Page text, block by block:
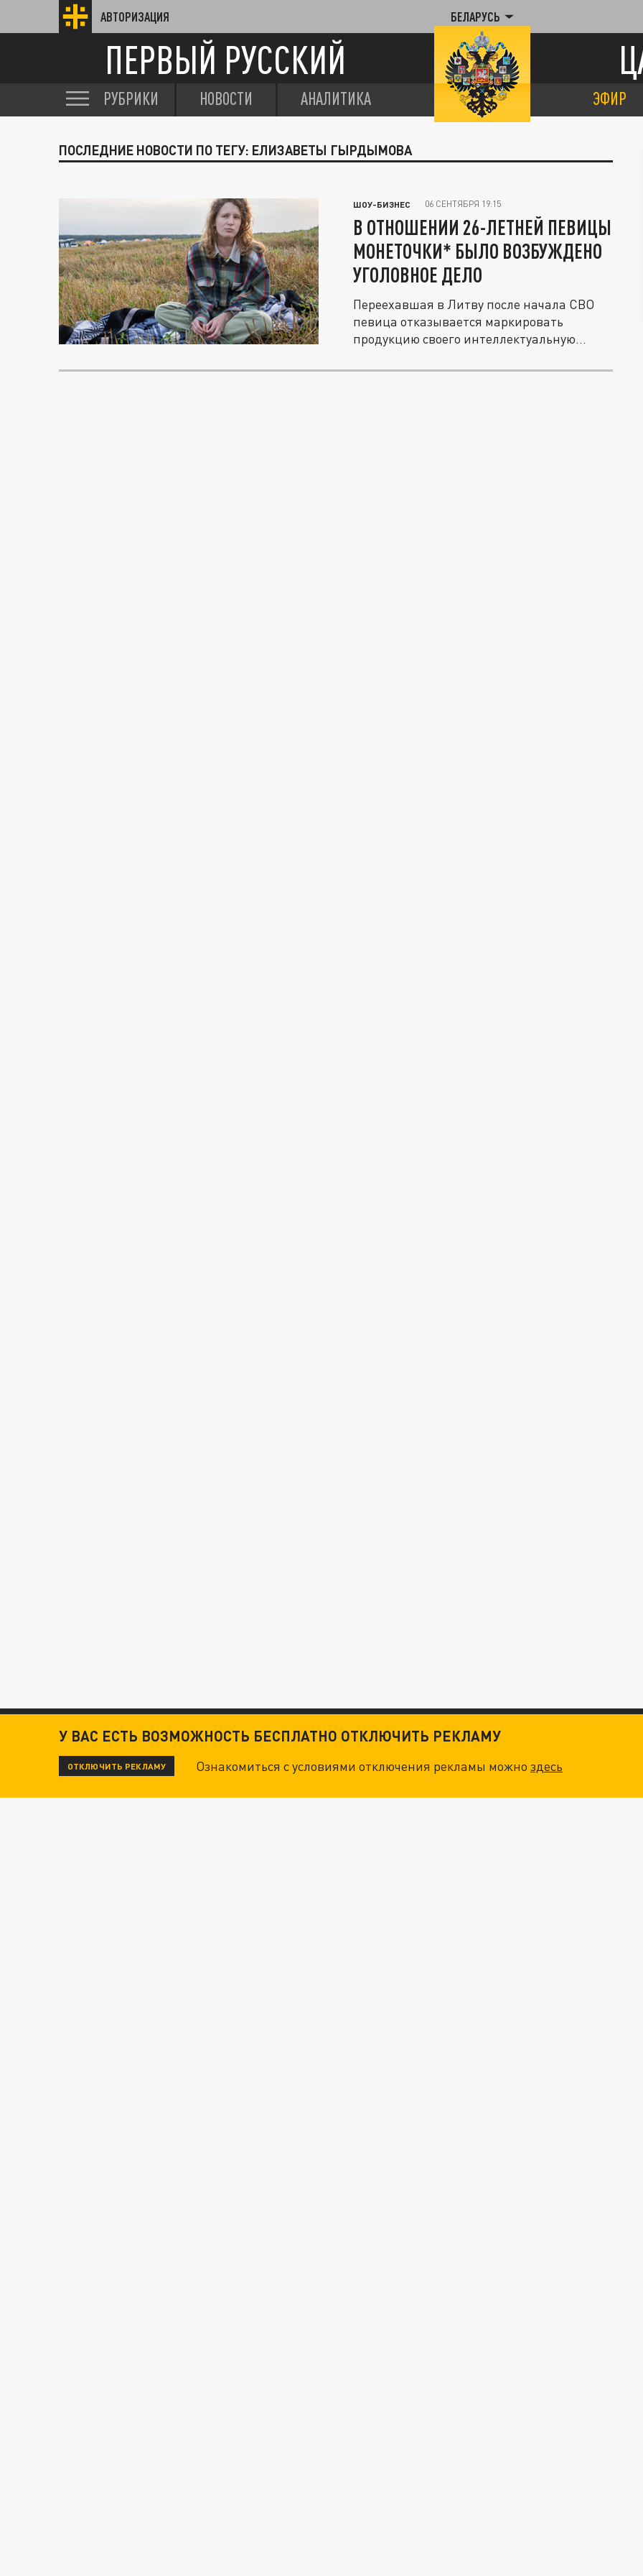
АВТОРИЗАЦИЯ БЕЛАРУСЬ
ПЕРВЫЙ РУССКИЙ
РУБРИКИ НОВОСТИ АНАЛИТИКА ЭФИР
ПОСЛЕДНИЕ НОВОСТИ ПО ТЕГУ: ЕЛИЗАВЕТЫ ГЫРДЫМОВА
ШОУ-БИЗНЕС 06 СЕНТЯБРЯ 19:15
В ОТНОШЕНИИ 26-ЛЕТНЕЙ ПЕВИЦЫ
МОНЕТОЧКИ* БЫЛО ВОЗБУЖДЕНО
УГОЛОВНОЕ ДЕЛО
Переехавшая в Литву после начала СВО
певица отказывается маркировать
продукцию своего интеллектуальную...
У ВАС ЕСТЬ ВОЗМОЖНОСТЬ БЕСПЛАТНО ОТКЛЮЧИТЬ РЕКЛАМУ
ОТКЛЮЧИТЬ РЕКЛАМУ Ознакомиться с условиями отключения рекламы можноздесь